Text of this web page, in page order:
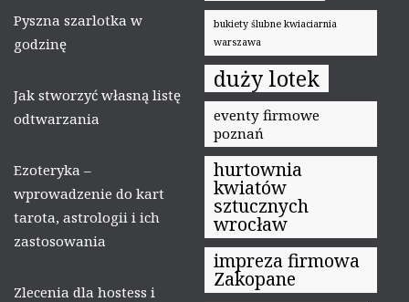
Pyszna szarlotka w
godzinę
Jak stworzyć własną listę
odtwarzania
Ezoteryka –
wprowadzenie do kart
tarota, astrologii i ich
zastosowania
Zlecenia dla hostess i
bukiety ślubne kwiaciarnia
warszawa
duży lotek
eventy firmowe
poznań
hurtownia
kwiatów
sztucznych
wrocław
impreza firmowa
Zakopane